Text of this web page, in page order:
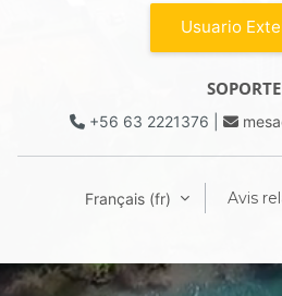
Usuario
SOPORTE
+56 63 2221376
Français ‎(fr)‎ Avis